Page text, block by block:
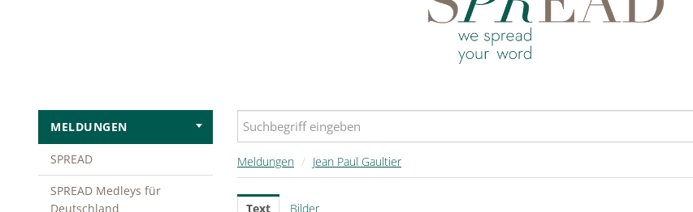
MELDUNGEN
SPREAD
SPREAD Medleys für
Deutschland
Meldungen / Jean Paul Gaultier
Text
Bilder